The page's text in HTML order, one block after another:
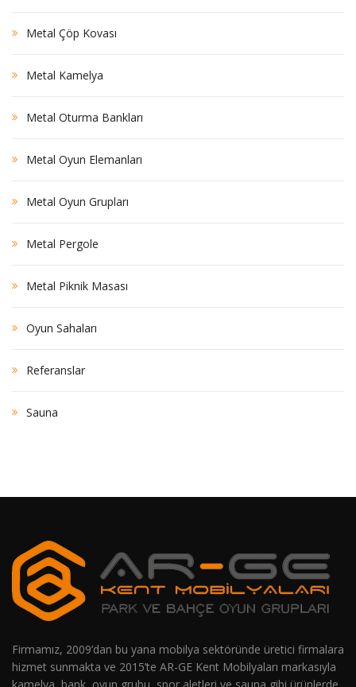
Metal Çöp Kovası
Metal Kamelya
Metal Oturma Bankları
Metal Oyun Elemanları
Metal Oyun Grupları
Metal Pergole
Metal Piknik Masası
Oyun Sahaları
Referanslar
Sauna
Firmamız, 2009’dan bu yana mobilya sektöründe üretici firmalara
hizmet sunmakta ve 2015’te AR-GE Kent Mobilyaları markasıyla